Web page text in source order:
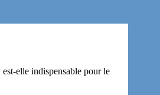
elle indispensable pour le